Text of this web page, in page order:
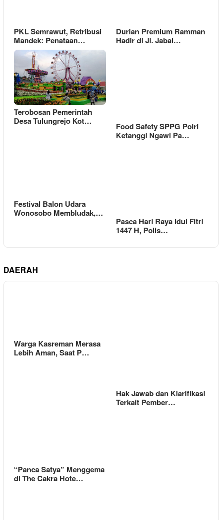
PKL Semrawut, Retribusi
Mandek: Penataan…
Durian Premium Ramman
Hadir di Jl. Jabal…
Terobosan Pemerintah
Desa Tulungrejo Kot…
Food Safety SPPG Polri
Ketanggi Ngawi Pa…
Festival Balon Udara
Wonosobo Membludak,…
Pasca Hari Raya Idul Fitri
1447 H, Polis…
DAERAH
Warga Kasreman Merasa
Lebih Aman, Saat P…
Hak Jawab dan Klarifikasi
Terkait Pember…
“Panca Satya” Menggema
di The Cakra Hote…